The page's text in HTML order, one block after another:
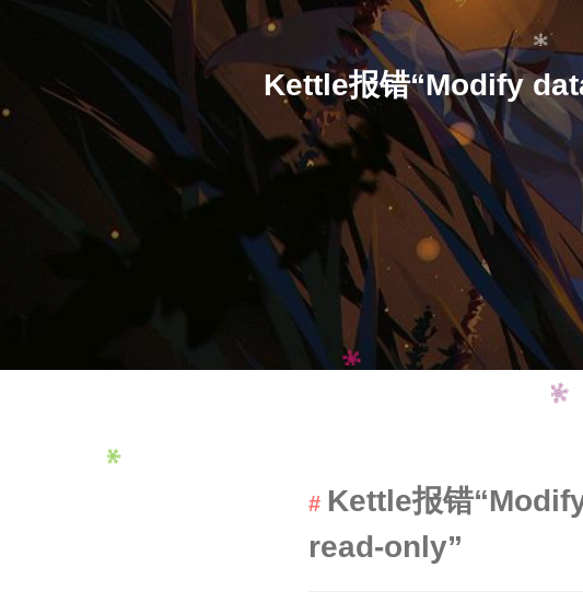
Kettle报错“Modify
Kettle报错
read-only”